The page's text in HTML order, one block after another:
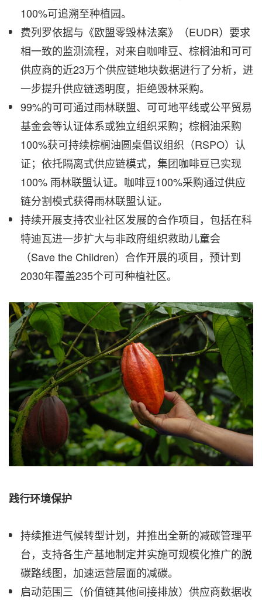
100%可追溯至种植园。
费列罗依据与《欧盟零毁林法案》（EUDR）要求
相一致的监测流程，对来自咖啡豆、棕榈油和可可
供应商的近23万个供应链地块数据进行了分析，进
一步提升供应链透明度，拒绝毁林采购。
99%的可可通过雨林联盟、可可地平线或公平贸易
基金会等认证体系或独立组织采购；棕榈油采购
100%获可持续棕榈油圆桌倡议组织（RSPO）认
证；依托隔离式供应链模式，集团咖啡豆已实现
100% 雨林联盟认证。咖啡豆100%采购通过供应
链分割模式获得雨林联盟认证。
持续开展支持农业社区发展的合作项目，包括在科
特迪瓦进一步扩大与非政府组织救助儿童会
（Save the Children）合作开展的项目，预计到
2030年覆盖235个可可种植社区。
践行环境保护
持续推进气候转型计划，并推出全新的减碳管理平
台，支持各生产基地制定并实施可规模化推广的脱
碳路线图，加速运营层面的减碳。
启动范围三（价值链其他间接排放）供应商数据收